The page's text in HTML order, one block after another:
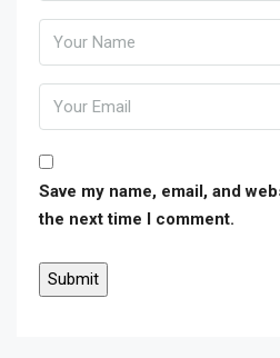
Save my name, email, and
the next time I comment.